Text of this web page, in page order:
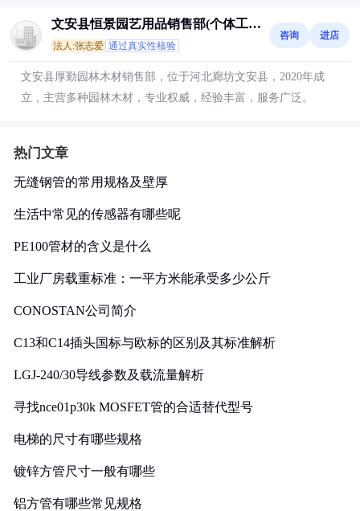
文安县恒景园艺用品销售部(个体工商
户)
法人:张志爱 通过真实性核验
咨询 进店
文安县厚勤园林木材销售部，位于河北廊坊文安县，2020年成
立，主营多种园林木材，专业权威，经验丰富，服务广泛。
热门文章
无缝钢管的常用规格及壁厚
生活中常见的传感器有哪些呢
PE100管材的含义是什么
工业厂房载重标准：一平方米能承受多少公斤
CONOSTAN公司简介
C13和C14插头国标与欧标的区别及其标准解析
LGJ-240/30导线参数及载流量解析
寻找nce01p30k MOSFET管的合适替代型号
电梯的尺寸有哪些规格
镀锌方管尺寸一般有哪些
铝方管有哪些常见规格